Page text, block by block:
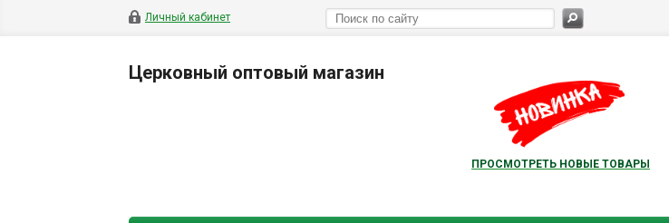
Личный кабинет
Церковный оптовый магазин
ПРОСМОТРЕТЬ НОВЫЕ ТОВАРЫ